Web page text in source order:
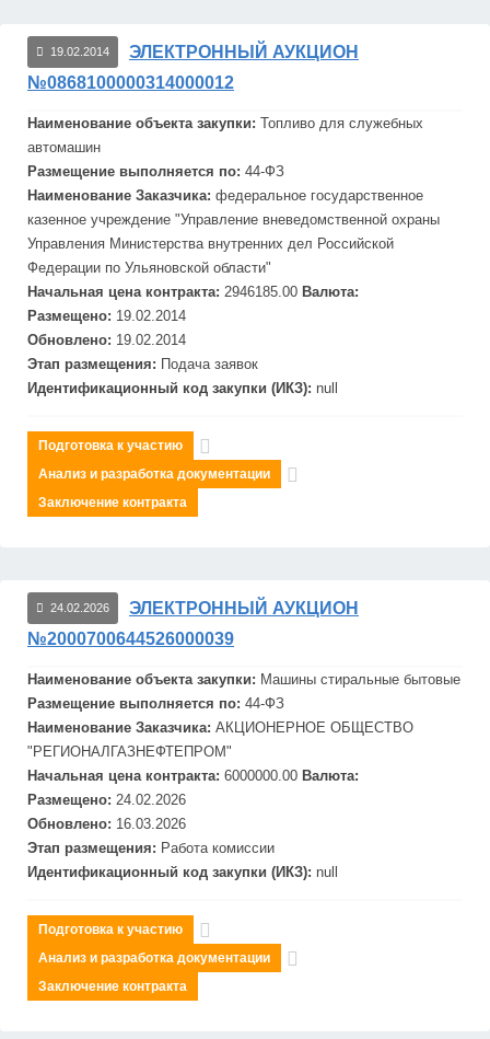
19.02.2014
ЭЛЕКТРОННЫЙ АУКЦИОН
№0868100000314000012
Наименование объекта закупки: Топливо для служебных
автомашин
Размещение выполняется по: 44-ФЗ
Наименование Заказчика: федеральное государственное
казенное учреждение "Управление вневедомственной охраны
Управления Министерства внутренних дел Российской
Федерации по Ульяновской области"
Начальная цена контракта: 2946185.00 Валюта:
Размещено: 19.02.2014
Обновлено: 19.02.2014
Этап размещения: Подача заявок
Идентификационный код закупки (ИКЗ): null
Подготовка к участию
Анализ и разработка документации
Заключение контракта
24.02.2026
ЭЛЕКТРОННЫЙ АУКЦИОН
№2000700644526000039
Наименование объекта закупки: Машины стиральные бытовые
Размещение выполняется по: 44-ФЗ
Наименование Заказчика: АКЦИОНЕРНОЕ ОБЩЕСТВО
"РЕГИОНАЛГАЗНЕФТЕПРОМ"
Начальная цена контракта: 6000000.00 Валюта:
Размещено: 24.02.2026
Обновлено: 16.03.2026
Этап размещения: Работа комиссии
Идентификационный код закупки (ИКЗ): null
Подготовка к участию
Анализ и разработка документации
Заключение контракта